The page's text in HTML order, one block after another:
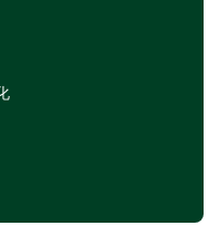
and aspects of
most? (You can